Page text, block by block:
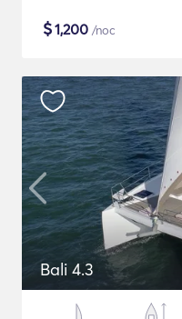
$1,200 /noc
Bali 4.3